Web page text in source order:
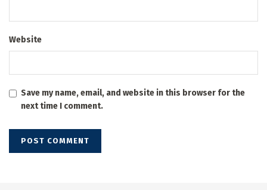
Website
Save my name, email, and website in this browser for the
next time I comment.